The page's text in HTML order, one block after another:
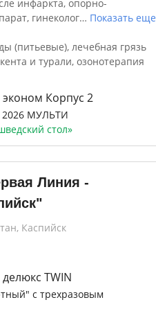
инфаркта, опорно-
гинеколог… Показать еще
(питьевые), лечебная грязь
и турали, озонотерапия
Корпус 2
2026 МУЛЬТИ
стол»
Линия -
Каспийск
TWIN
с трехразовым